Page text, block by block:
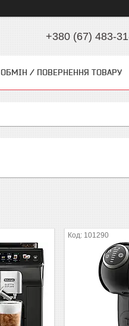
+380 (67) 483-
ОБМІН / ПОВЕРНЕННЯ ТОВАРУ
101290